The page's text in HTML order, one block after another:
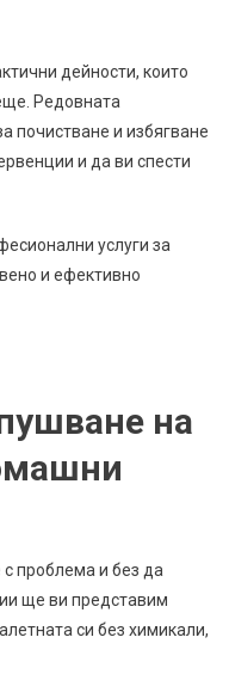
дейности, които
Редовната
почистване и избягване
и да ви спести
услуги за
и ефективно
на
проблема и без да
ще ви представим
си без химикали,